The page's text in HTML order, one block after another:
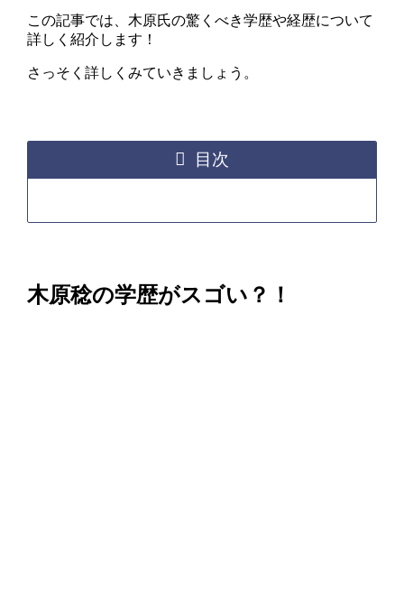
この記事では、木原氏の驚くべき学歴や経歴について
詳しく紹介します！
さっそく詳しくみていきましょう。
目次
木原稔の学歴がスゴい？！